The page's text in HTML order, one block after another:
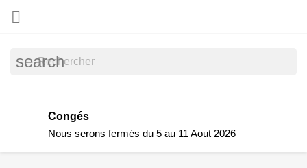

search
Congés
Nous serons fermés du 5 au 11 Aout 2026